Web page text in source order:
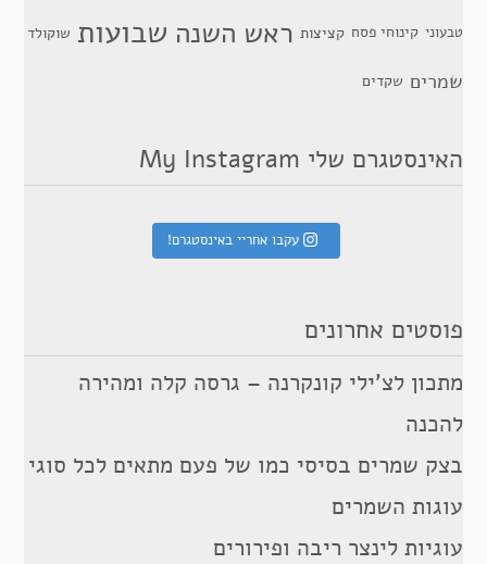
טבעוני קינוחי פסח קציצות ראש השנה שבועות שוקולד
שמרים שקדים
האינסטגרם שלי My Instagram
עקבו אחריי באינסטגרם!
פוסטים אחרונים
מתכון לצ’ילי קונקרנה – גרסה קלה ומהירה
להכנה
בצק שמרים בסיסי כמו של פעם מתאים לכל סוגי
עוגות השמרים
עוגיות לינצר ריבה ופירורים